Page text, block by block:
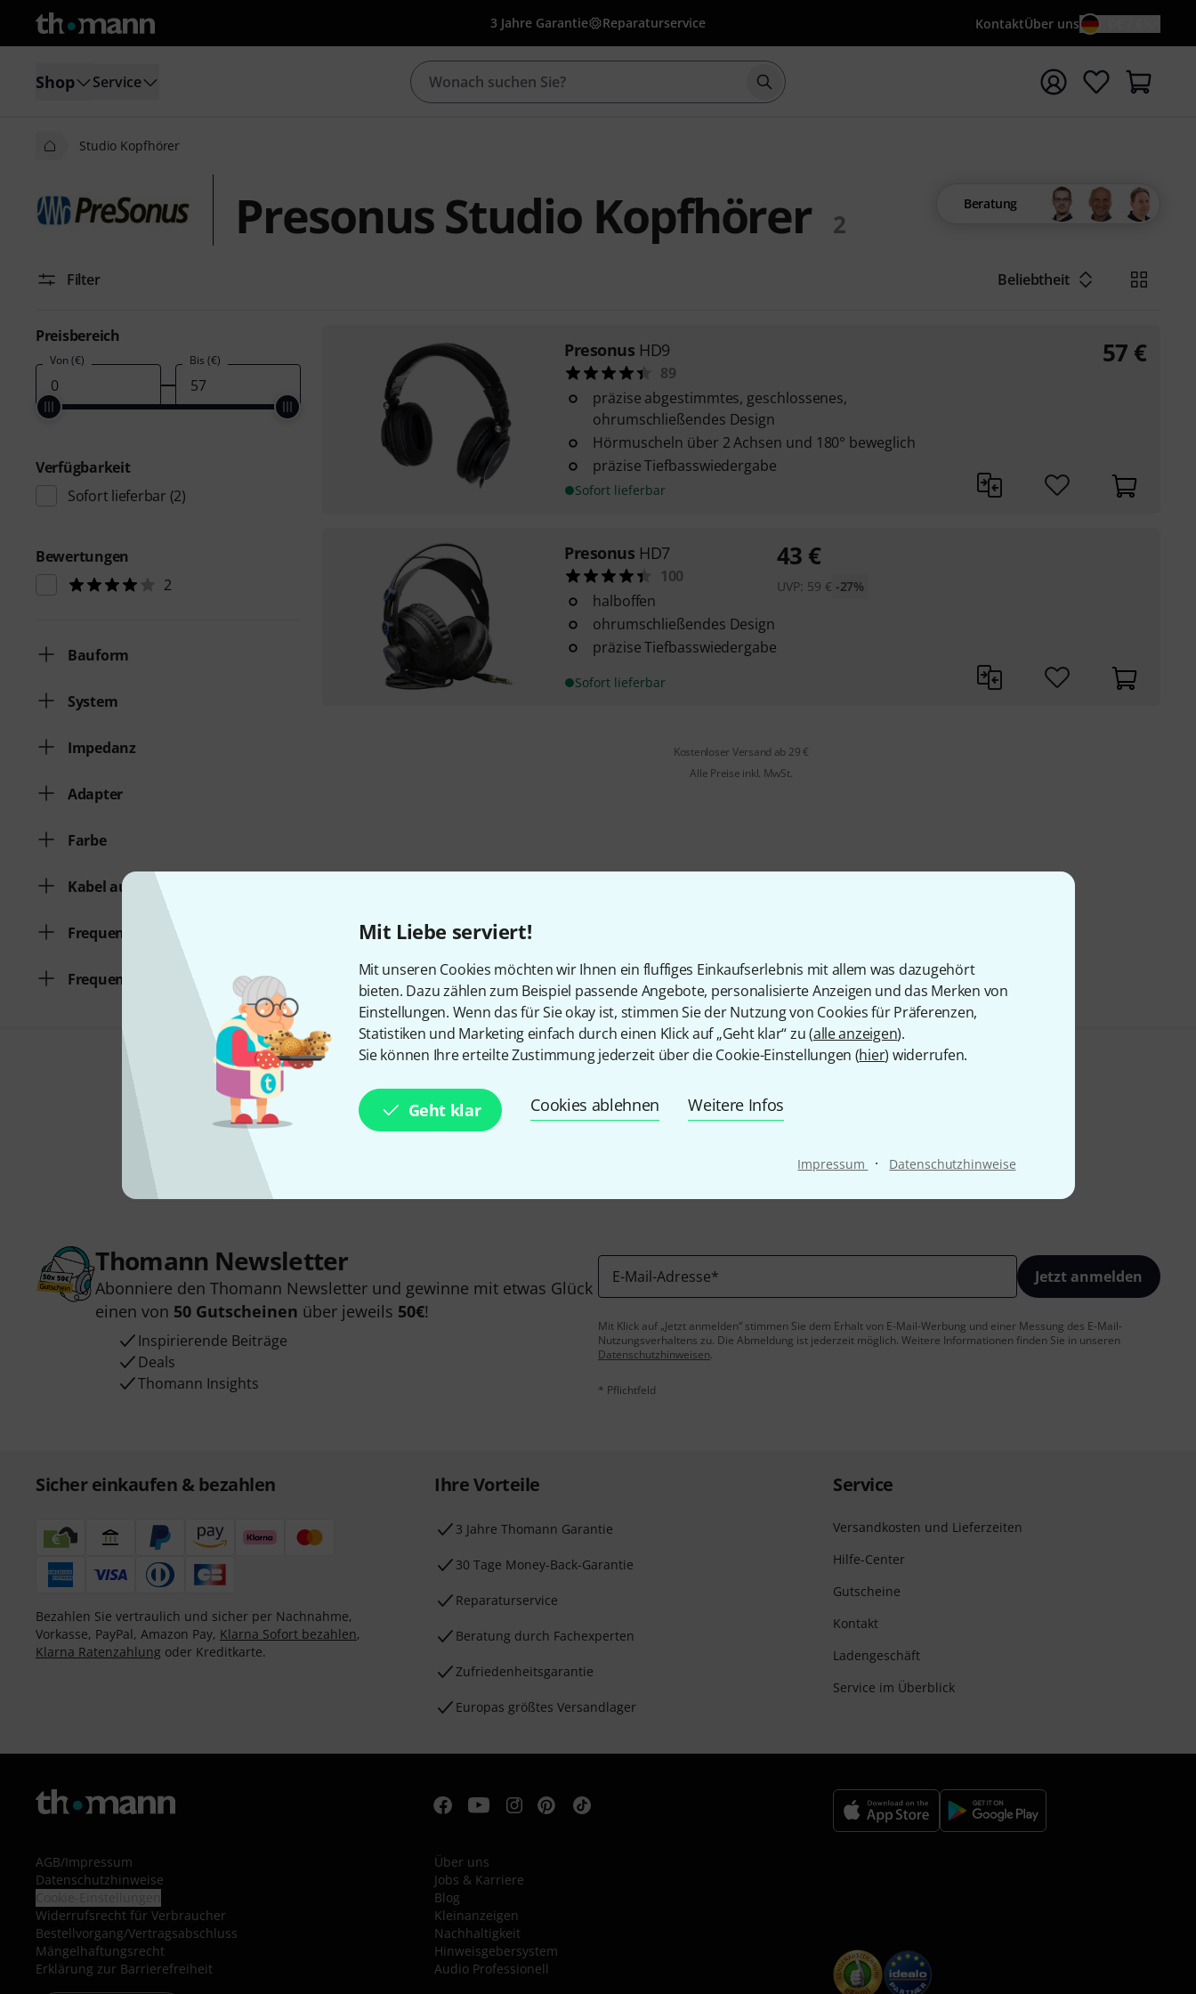
Mit Liebe serviert!
Mit unseren Cookies möchten wir Ihnen ein fluffiges Einkaufserlebnis mit allem was dazugehört
bieten. Dazu zählen zum Beispiel passende Angebote, personalisierte Anzeigen und das Merken von
Einstellungen. Wenn das für Sie okay ist, stimmen Sie der Nutzung von Cookies für Präferenzen,
Statistiken und Marketing einfach durch einen Klick auf „Geht klar“ zu (alle anzeigen).
Sie können Ihre erteilte Zustimmung jederzeit über die Cookie-Einstellungen (hier) widerrufen.
Geht klar Cookies ablehnen Weitere Infos
Impressum · Datenschutzhinweise
3 Jahre Garantie Reparaturservice KontaktÜber uns
Shop Service Suche mit Suchwort {searchTerm} starten
Studio Kopfhörer
Presonus Studio Kopfhörer 2
Beratung
Filter Beliebtheit
Preisbereich
Von (€) Bis (€)
Verfügbarkeit
Sofort lieferbar (2)
Bewertungen
2
Bauform
System
Impedanz
Adapter
Farbe
Kabel austauschbar
Frequenzgang von
Frequenzgang bis
Presonus HD9
89
präzise abgestimmtes, geschlossenes,
ohrumschließendes Design
Hörmuscheln über 2 Achsen und 180° beweglich
präzise Tiefbasswiedergabe
Sofort lieferbar
57 €
Presonus HD7
100
halboffen
ohrumschließendes Design
präzise Tiefbasswiedergabe
Sofort lieferbar
43 €
UVP: 59 € -27%
Kostenloser Versand ab 29 €
Alle Preise inkl. MwSt.
Gefällt Ihnen, was Sie sehen?
Thomann Newsletter
Abonniere den Thomann Newsletter und gewinne mit etwas Glück
einen von 50 Gutscheinen über jeweils 50€!
Inspirierende Beiträge
Deals
Thomann Insights
E-Mail-Adresse* Jetzt anmelden
Mit Klick auf „Jetzt anmelden“ stimmen Sie dem Erhalt von E-Mail-Werbung und einer Messung des E-Mail-
Nutzungsverhaltens zu. Die Abmeldung ist jederzeit möglich. Weitere Informationen finden Sie in unseren
Datenschutzhinweisen.
* Pflichtfeld
Sicher einkaufen & bezahlen
Bezahlen Sie vertraulich und sicher per Nachnahme,
Vorkasse, PayPal, Amazon Pay, Klarna Sofort bezahlen,
Klarna Ratenzahlung oder Kreditkarte.
Ihre Vorteile
3 Jahre Thomann Garantie
30 Tage Money-Back-Garantie
Reparaturservice
Beratung durch Fachexperten
Zufriedenheitsgarantie
Europas größtes Versandlager
Service
Versandkosten und Lieferzeiten
Hilfe-Center
Gutscheine
Kontakt
Ladengeschäft
Service im Überblick
AGB/Impressum
Datenschutzhinweise
Widerrufsrecht für Verbraucher
Bestellvorgang/Vertragsabschluss
Mängelhaftungsrecht
Erklärung zur Barrierefreiheit
Über uns
Jobs & Karriere
Blog
Kleinanzeigen
Nachhaltigkeit
Hinweisgebersystem
Audio Professionell